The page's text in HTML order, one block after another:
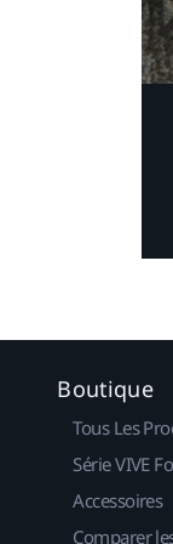
Boutique
Tous Les
Série VIVE
Accessoires
Comparer